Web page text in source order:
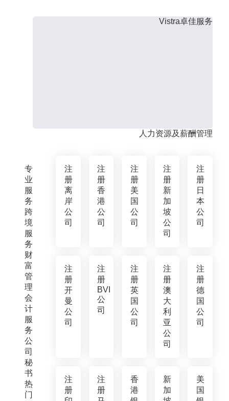
专
业
服
务
跨
境
服
务
财
富
管
理
会
计
服
务
公
司
秘
书
热
门
Vistra卓佳服务
人力资源及薪酬管理
注
册
离
岸
公
司
注
册
香
港
公
司
注
册
美
国
公
司
注
册
新
加
坡
公
司
注
册
日
本
公
司
注
册
开
曼
公
司
注
册
BVI
公
司
注
册
英
国
公
司
注
册
澳
大
利
亚
公
司
注
册
德
国
公
司
注
册
注
册
香
港
新
加
美
国